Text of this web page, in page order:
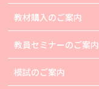
教材購入のご案内
教員セミナーのご案内
模試のご案内